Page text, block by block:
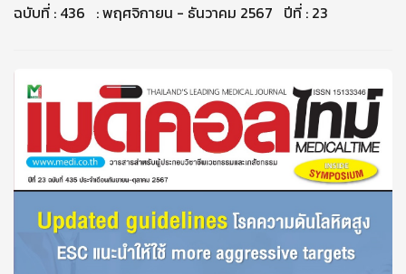
ฉบับที่ : 436 : พฤศจิกายน - ธันวาคม 2567 ปีที่ : 23